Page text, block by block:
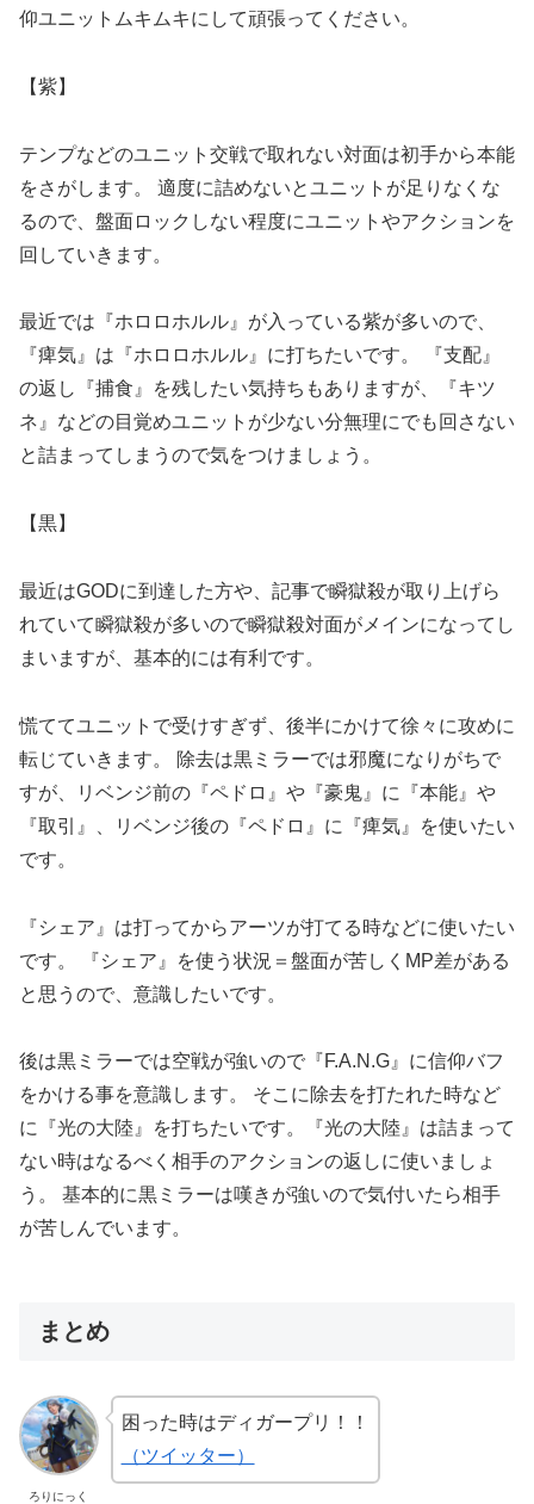
仰ユニットムキムキにして頑張ってください。
【紫】
テンプなどのユニット交戦で取れない対面は初手から本能
をさがします。 適度に詰めないとユニットが足りなくな
るので、盤面ロックしない程度にユニットやアクションを
回していきます。
最近では『ホロロホルル』が入っている紫が多いので、
『痺気』は『ホロロホルル』に打ちたいです。 『支配』
の返し『捕食』を残したい気持ちもありますが、『キツ
ネ』などの目覚めユニットが少ない分無理にでも回さない
と詰まってしまうので気をつけましょう。
【黒】
最近はGODに到達した方や、記事で瞬獄殺が取り上げら
れていて瞬獄殺が多いので瞬獄殺対面がメインになってし
まいますが、基本的には有利です。
慌ててユニットで受けすぎず、後半にかけて徐々に攻めに
転じていきます。 除去は黒ミラーでは邪魔になりがちで
すが、リベンジ前の『ペドロ』や『豪鬼』に『本能』や
『取引』、リベンジ後の『ペドロ』に『痺気』を使いたい
です。
『シェア』は打ってからアーツが打てる時などに使いたい
です。 『シェア』を使う状況＝盤面が苦しくMP差がある
と思うので、意識したいです。
後は黒ミラーでは空戦が強いので『F.A.N.G』に信仰バフ
をかける事を意識します。 そこに除去を打たれた時など
に『光の大陸』を打ちたいです。『光の大陸』は詰まって
ない時はなるべく相手のアクションの返しに使いましょ
う。 基本的に黒ミラーは嘆きが強いので気付いたら相手
が苦しんでいます。
まとめ
ろりにっく
困った時はディガープリ！！
（ツイッター）